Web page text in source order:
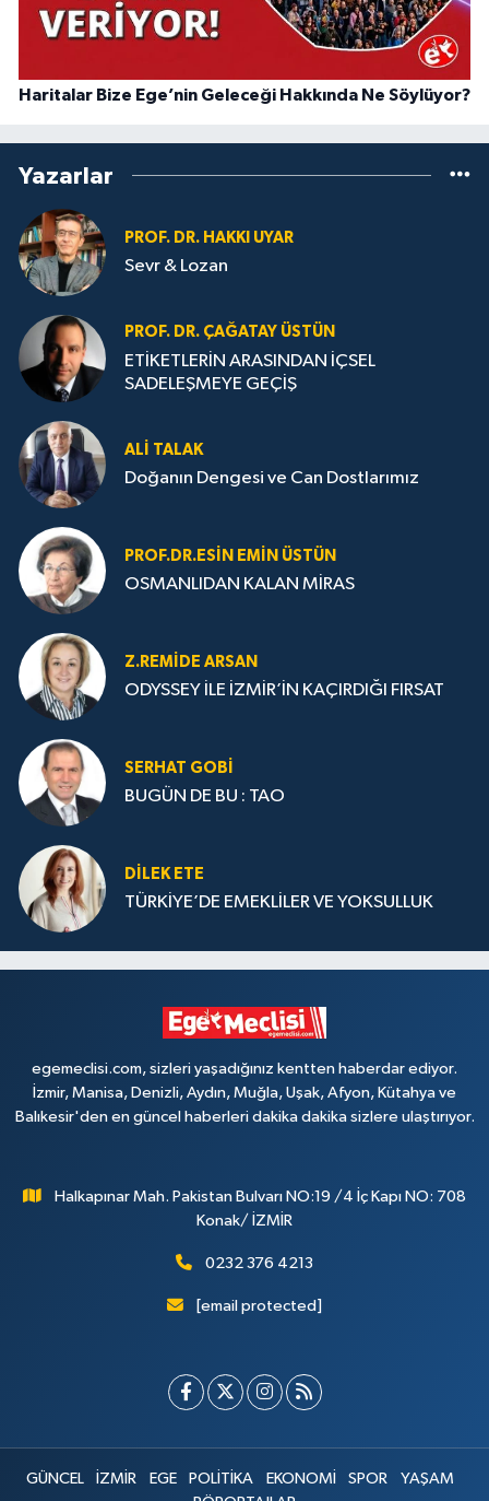
Haritalar Bize Ege’nin Geleceği Hakkında Ne Söylüyor?
Yazarlar
PROF. DR. HAKKI UYAR
Sevr & Lozan
PROF. DR. ÇAĞATAY ÜSTÜN
ETİKETLERİN ARASINDAN İÇSEL
SADELEŞMEYE GEÇİŞ
ALI TALAK
Doğanın Dengesi ve Can Dostlarımız
PROF.DR.ESIN EMIN ÜSTÜN
OSMANLIDAN KALAN MİRAS
Z.REMIDE ARSAN
ODYSSEY İLE İZMİR’İN KAÇIRDIĞI FIRSAT
SERHAT GOBİ
BUGÜN DE BU : TAO
DILEK ETE
TÜRKİYE’DE EMEKLİLER VE YOKSULLUK
egemeclisi.com, sizleri yaşadığınız kentten haberdar ediyor.
İzmir, Manisa, Denizli, Aydın, Muğla, Uşak, Afyon, Kütahya ve
Balıkesir'den en güncel haberleri dakika dakika sizlere ulaştırıyor.
Halkapınar Mah. Pakistan Bulvarı NO:19 /4 İç Kapı NO: 708
Konak/ İZMİR
0232 376 4213
[email protected]
GÜNCEL İZMİR EGE POLİTİKA EKONOMİ SPOR
YAŞAM